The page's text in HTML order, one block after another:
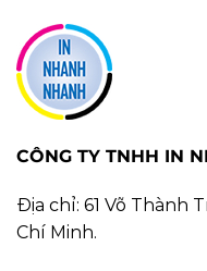
CÔNG TY TNHH IN
Địa chỉ: 61 Võ Thành
Chí Minh.